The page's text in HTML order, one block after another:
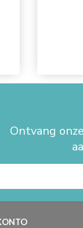
Ontvang